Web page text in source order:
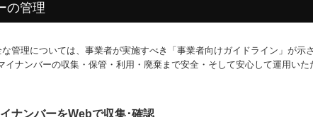
の管理
管理については、事業者が実施すべき「事業者向けガイドライン」が示
イナンバーの収集・保管・利用・廃棄まで安全・そして安心して運用いた
ナンバーをWebで収集･確認